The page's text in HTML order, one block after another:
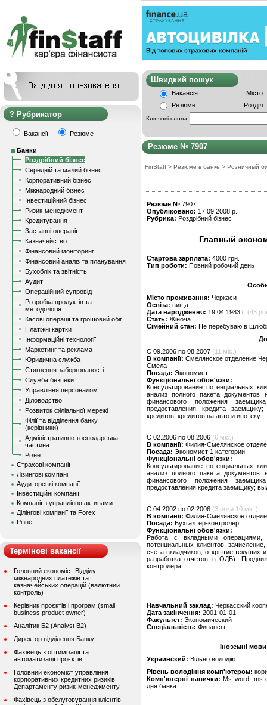
Рубрикатор
Вакансії Резюме
Банки
Роздрібний бізнес
Середній та малий бізнес
Корпоративний бізнес
Міжнародний бізнес
Інвестиційний бізнес
Ризик-менеджмент
Кредитування
Заставні операції
Казначейство
Фінансовий моніторинг
Фінансовий аналіз та планування
Бухоблік та звітність
Аудит
Операційний супровід
Розробка продуктів та
методологія
Касові операції та грошовий обіг
Платіжні картки
Інформаційні технології
Маркетинг та реклама
Юридична служба
Стягнення заборгованості
Служба безпеки
Управління персоналом
Діловодство
Розвиток філіальної мережі
Філії та відділення банку
(керівники)
Адміністративно-господарська
частина
Різне
Страхові компанії
Лізингові компанії
Аудиторські компанії
Інвестиційні компанії
Компанії з управління активами
Ділінгові компанії та Forex
Різне
Термінові вакансії
Головний економіст Відділу
міжнародних платежів та
казначейських операцій (валютний
контроль)
Керівник проєктів і програм (small
business product owner)
Аналітик Б2 (Analyst B2)
Директор відділення Банку
Фахівець з оптимізації та
автоматизації проєктів
Головний економіст управління
корпоративних кредитних ризиків
Департаменту ризик-менеджменту
Фахівець з обслуговування клієнтів
Швидкий
Вакансія
Місто
Резюме
Розділ
Ключові слова
Резюме № 7907
FinStaff > Резюме в банке > Розничный
Резюме № 7907
Опубліковано: 17.09.2008 р.
Рубрика: Роздрібний бізнес
Главный
Стартова зарплата: 4000 грн.
Тип роботи: Повний робочий день
Місто проживання: Черкаси
Освіта: вища
Дата народження: 19.04.1983 г. (43
Стать: Жіноча
Сімейний стан: Не перебуваю в
C 09.2006 по 08.2007 (11 міс.)
В компанії: Смелянское отделение
Смела
Посада: Экономист
Функціональні обов'язки:
Консультирование потенциальных
анализ полного пакета
финансового положения
предоставления кредита
кредитов, кредитов на авто и ипотеку.
C 02.2006 по 08.2006 (6 міс.)
В компанії: Филия-Смелянское
Посада: Экономист 1 категории
Функціональні обов'язки:
Консультирование потенциальных
анализ полного пакета
финансового положения
предоставления кредита заемщику;
C 04.2002 по 02.2006 (3 роки 10 міс.)
В компанії: Филия-Смелянское
Посада: Бухгалтер-контролер
Функціональні обов'язки:
Работа с вкладными операциями,
потенциальных клиентов,
счета вкладчиков; открытие текущих
разработка отчетов в ОДБ).
контролера.
Навчальний заклад: Черкасский
Дата закінчення: 2001-01-01
Факультет: Экономический
Спеціальність: Финансы
Іноземні
Украинский: Вільно володію
Рівень володіння комп'ютером:
Комп'ютерні навички: Ms word, ms
дня банка